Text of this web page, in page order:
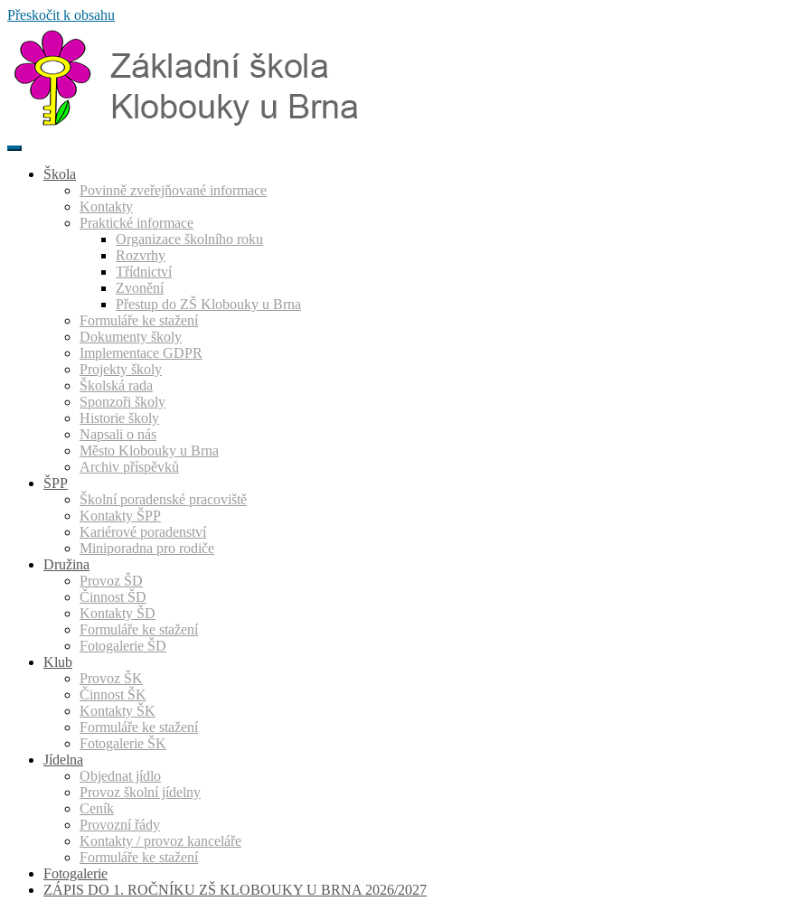
Přeskočit k obsahu
Škola
Povinně zveřejňované informace
Kontakty
Praktické informace
Organizace školního roku
Rozvrhy
Třídnictví
Zvonění
Přestup do ZŠ Klobouky u Brna
Formuláře ke stažení
Dokumenty školy
Implementace GDPR
Projekty školy
Školská rada
Sponzoři školy
Historie školy
Napsali o nás
Město Klobouky u Brna
Archiv příspěvků
ŠPP
Školní poradenské pracoviště
Kontakty ŠPP
Kariérové poradenství
Miniporadna pro rodiče
Družina
Provoz ŠD
Činnost ŠD
Kontakty ŠD
Formuláře ke stažení
Fotogalerie ŠD
Klub
Provoz ŠK
Činnost ŠK
Kontakty ŠK
Formuláře ke stažení
Fotogalerie ŠK
Jídelna
Objednat jídlo
Provoz školní jídelny
Ceník
Provozní řády
Kontakty / provoz kanceláře
Formuláře ke stažení
Fotogalerie
ZÁPIS DO 1. ROČNÍKU ZŠ KLOBOUKY U BRNA 2026/2027